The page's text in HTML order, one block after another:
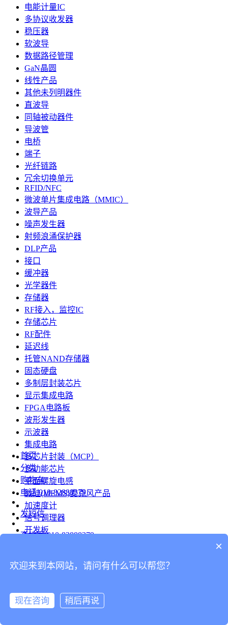
电能计量IC
多协议收发器
稳压器
软波导
数据路径管理
GaN晶圆
线性产品
其他未列明器件
直波导
同轴被动器件
导波管
电桥
端子
光纤链路
冗余切换单元
RFID/NFC
微波单片集成电路（MMIC）
波导产品
噪声发生器
射频浪涌保护器
DLP产品
接口
缓冲器
光学器件
存储器
RF接入，监控IC
存储芯片
RF配件
延迟线
托管NAND存储器
固态硬盘
多制层封装芯片
显示集成电路
FPGA电路板
波形发生器
示波器
集成电路
多芯片封装（MCP）
多功能芯片
平面螺旋电感
微硅(MEMS)麦克风产品
加速度计
信号调理器
开发板
台式仪表
连接器
首页
分类
购物车
电话 010-82888379
发短信
查地图 010-82888379
分享
×
欢迎来到本网站，请问有什么可以帮您？
现在咨询 稍后再说